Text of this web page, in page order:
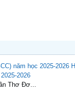
2026
Thơ Đơ...